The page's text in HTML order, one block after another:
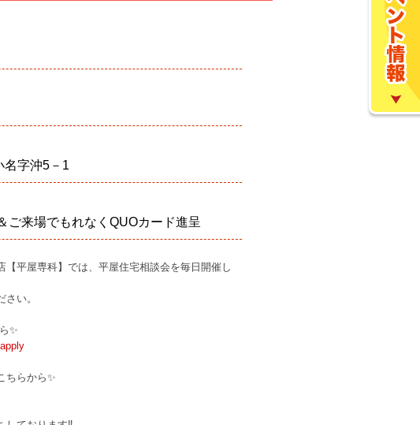
名字沖5－1
ご来場でもれなくQUOカード進呈
【平屋専科】では、平屋住宅相談会を毎日開催し
い。
✨
らから✨